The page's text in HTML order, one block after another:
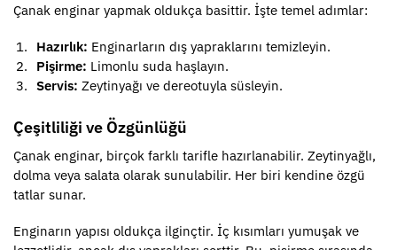
Çanak enginar yapmak oldukça basittir. İşte temel adımlar:
Hazırlık: Enginarların dış yapraklarını temizleyin.
Pişirme: Limonlu suda haşlayın.
Servis: Zeytinyağı ve dereotuyla süsleyin.
Çeşitliliği ve Özgünlüğü
Çanak enginar, birçok farklı tarifle hazırlanabilir. Zeytinyağlı,
dolma veya salata olarak sunulabilir. Her biri kendine özgü
tatlar sunar.
Enginarın yapısı oldukça ilginçtir. İç kısımları yumuşak ve